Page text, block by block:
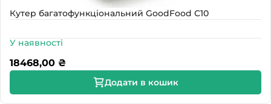
Кутер багатофункціональний GoodFood С10
У наявності
18468,00 ₴
Додати в кошик